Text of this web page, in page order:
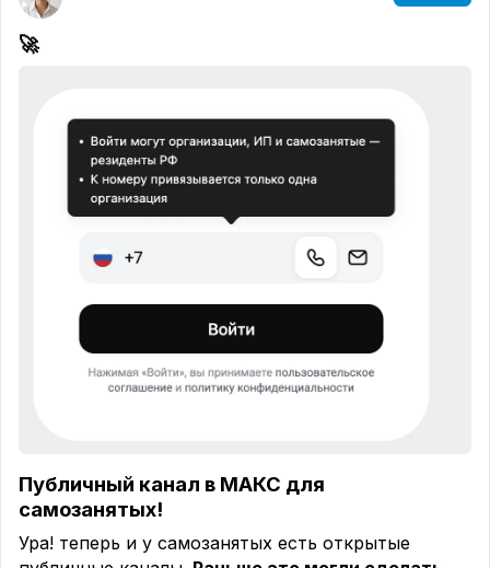
🚀
Публичный канал в МАКС для
самозанятых!
Ура! теперь и у самозанятых есть открытые